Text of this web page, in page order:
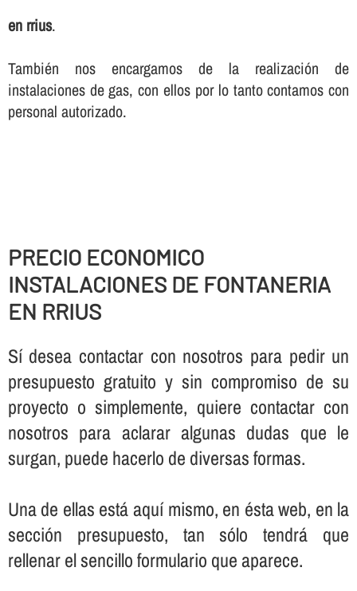
en rrius.
También nos encargamos de la realización de
instalaciones de gas, con ellos por lo tanto contamos con
personal autorizado.
PRECIO ECONOMICO
INSTALACIONES DE FONTANERIA
EN RRIUS
Sí­ desea contactar con nosotros para pedir un
presupuesto gratuito y sin compromiso de su
proyecto o simplemente, quiere contactar con
nosotros para aclarar algunas dudas que le
surgan, puede hacerlo de diversas formas.
Una de ellas está aquí­ mismo, en ésta web, en la
sección presupuesto, tan sólo tendrá que
rellenar el sencillo formulario que aparece.